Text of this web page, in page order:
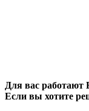
Для вас
Если вы хотите